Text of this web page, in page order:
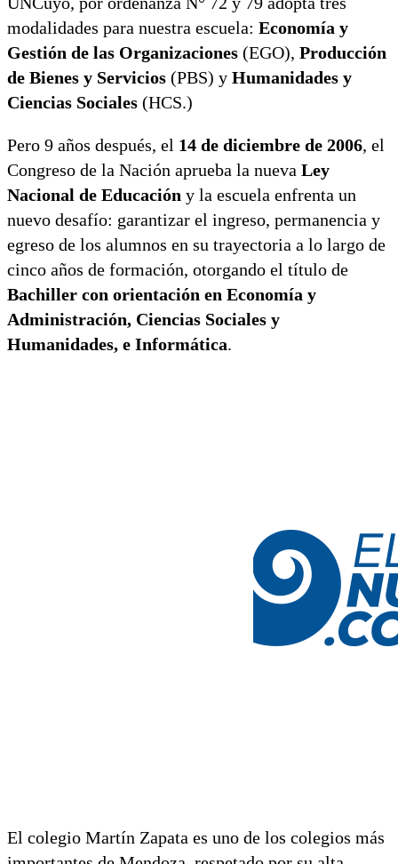
modalidades para nuestra escuela: Economía y
Gestión de las Organizaciones (EGO), Producción
de Bienes y Servicios (PBS) y Humanidades y
Ciencias Sociales (HCS.)
Pero 9 años después, el 14 de diciembre de 2006, el
Congreso de la Nación aprueba la nueva Ley
Nacional de Educación y la escuela enfrenta un
nuevo desafío: garantizar el ingreso, permanencia y
egreso de los alumnos en su trayectoria a lo largo de
cinco años de formación, otorgando el título de
Bachiller con orientación en Economía y
Administración, Ciencias Sociales y
Humanidades, e Informática.
El colegio Martín Zapata es uno de los colegios más